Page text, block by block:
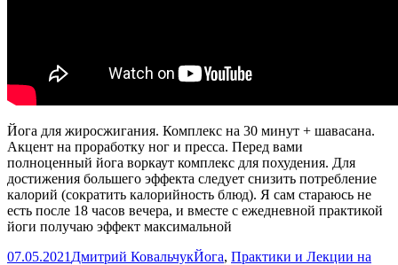
Йога для жиросжигания. Комплекс на 30 минут + шавасана.
Акцент на проработку ног и пресса. Перед вами
полноценный йога воркаут комплекс для похудения. Для
достижения большего эффекта следует снизить потребление
калорий (сократить калорийность блюд). Я сам стараюсь не
есть после 18 часов вечера, и вместе с ежедневной практикой
йоги получаю эффект максимальной
Опубликовано
07.05.2021 Автор
Дмитрий КовальчукРубрики
Йога, Практики и Лекции на